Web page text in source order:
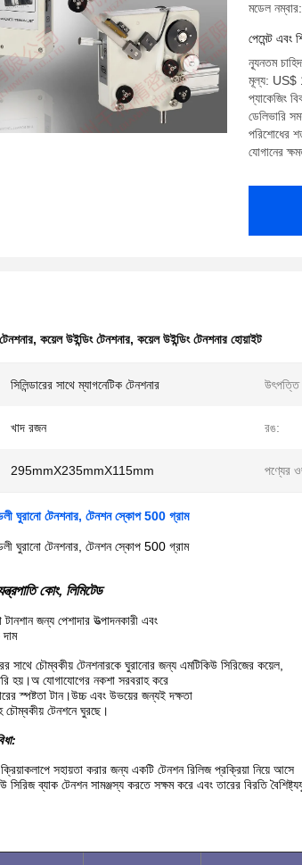
মডেল
পেমেন্ট এবং
ন্যূনতম
মূল্য:
প্যাকেজিং
ডেলিভারি
পরিশোধের
যোগানের
, কয়েল উইন্ডিং টেনশনার, কয়েল উইন্ডিং টেনশনার হোয়াইট
সিলিন্ডারের সাথে ম্যাগনেটিক টেনশনার
খাদ রজন রঙ:
295mmX235mmX115mm পণ্যের
ঘুরানো টেনশনার, টেনশন স্কোপ 500 গ্রাম
ঘুরানো টেনশনার, টেনশন স্কোপ 500 গ্রাম
কোং, লিমিটেড
জন্য পেশাদার উত্পাদনকারী এবং
সাথে চৌম্বকীয় টেনশনারকে ঘুরানোর জন্য এমটিকিউ সিরিজের কয়েল,
হয়।অ যোগাযোগের নকশা সরবরাহ করে
স্পষ্টতা টান।উচ্চ এবং উভয়ের জন্যই দক্ষতা
চৌম্বকীয় টেনশনে ঘুরছে।
সহায়তা করার জন্য একটি টেনশন রিলিজ প্রক্রিয়া নিয়ে আসে
ব্যাক টেনশন সামঞ্জস্য করতে সক্ষম করে এবং তারের বিরতি